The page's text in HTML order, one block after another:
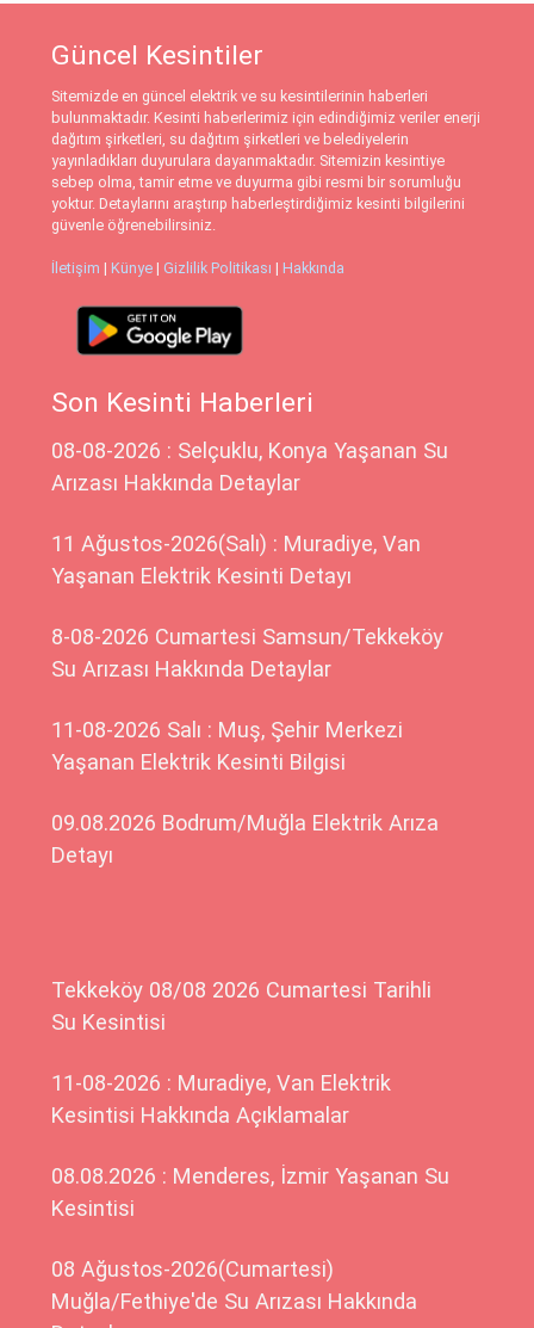
Güncel Kesintiler
Sitemizde en güncel elektrik ve su kesintilerinin haberleri
bulunmaktadır. Kesinti haberlerimiz için edindiğimiz veriler enerji
dağıtım şirketleri, su dağıtım şirketleri ve belediyelerin
yayınladıkları duyurulara dayanmaktadır. Sitemizin kesintiye
sebep olma, tamir etme ve duyurma gibi resmi bir sorumluğu
yoktur. Detaylarını araştırıp haberleştirdiğimiz kesinti bilgilerini
güvenle öğrenebilirsiniz.
İletişim | Künye | Gizlilik Politikası | Hakkında
Son Kesinti Haberleri
08-08-2026 : Selçuklu, Konya Yaşanan Su
Arızası Hakkında Detaylar
11 Ağustos-2026(Salı) : Muradiye, Van
Yaşanan Elektrik Kesinti Detayı
8-08-2026 Cumartesi Samsun/Tekkeköy
Su Arızası Hakkında Detaylar
11-08-2026 Salı : Muş, Şehir Merkezi
Yaşanan Elektrik Kesinti Bilgisi
09.08.2026 Bodrum/Muğla Elektrik Arıza
Detayı
Tekkeköy 08/08 2026 Cumartesi Tarihli
Su Kesintisi
11-08-2026 : Muradiye, Van Elektrik
Kesintisi Hakkında Açıklamalar
08.08.2026 : Menderes, İzmir Yaşanan Su
Kesintisi
08 Ağustos-2026(Cumartesi)
Muğla/Fethiye'de Su Arızası Hakkında